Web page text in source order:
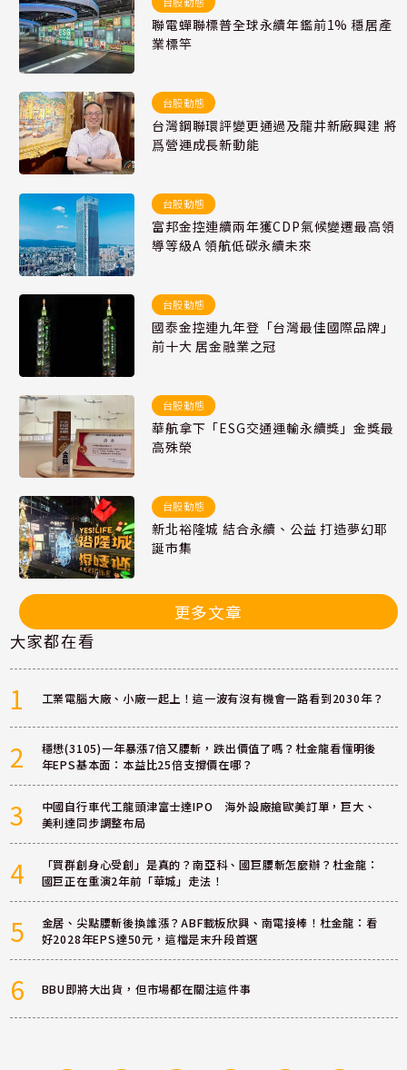
聯電蟬聯標普全球永續年鑑前1% 穩居產
業標竿
台股動態
台灣鋼聯環評變更通過及龍井新廠興建 將
爲營運成長新動能
台股動態
富邦金控連續兩年獲CDP氣候變遷最高領
導等級A 領航低碳永續未來
台股動態
國泰金控連九年登「台灣最佳國際品牌」
前十大 居金融業之冠
台股動態
華航拿下「ESG交通運輸永續獎」金獎最
高殊榮
台股動態
新北裕隆城 結合永續、公益 打造夢幻耶
誕市集
更多文章
大家都在看
1 工業電腦大廠、小廠一起上！這一波有沒有機會一路看到2030年？
2
穩懋(3105)一年暴漲7倍又腰斬，跌出價值了嗎？杜金龍看懂明後
年EPS基本面：本益比25倍支撐價在哪？
3
中國自行車代工龍頭津富士達IPO 海外設廠搶歐美訂單，巨大、
美利達同步調整布局
4
「買群創身心受創」是真的？南亞科、國巨腰斬怎麼辦？杜金龍：
國巨正在重演2年前「華城」走法！
5
金居、尖點腰斬後換誰漲？ABF載板欣興、南電接棒！杜金龍：看
好2028年EPS達50元，這檔是末升段首選
6 BBU即將大出貨，但市場都在關注這件事